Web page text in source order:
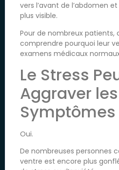
vers l’avant de l’abdomen
plus visible.
Pour de nombreux patients,
comprendre pourquoi leur
examens médicaux
Le Stress
Aggraver les
Symptômes
Oui.
De nombreuses personnes
ventre est encore plus